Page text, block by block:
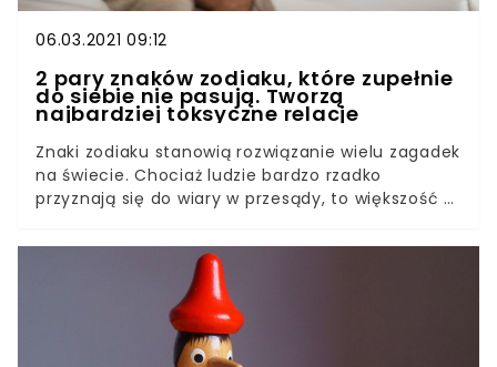
06.03.2021 09:12
2 pary znaków zodiaku, które zupełnie
do siebie nie pasują. Tworzą
najbardziej toksyczne relacje
Znaki zodiaku stanowią rozwiązanie wielu zagadek
na świecie. Chociaż ludzie bardzo rzadko
przyznają się do wiary w przesądy, to większość z
wnioski. W niniejszym artykule poznacie 2 pary
znaków zodiaku, które pod żadnym pozorem nie
powinny tworzyć ze sobą związków. Toksyczna
relacja nigdy nie doprowadzi do niczego dobrego.
Ludzie bardzo często tkwią w związkach, które są
bardzo naciągane i nie potrafią z nich wyjść.